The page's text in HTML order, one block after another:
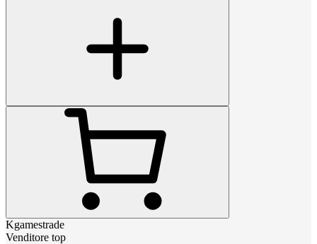
Kgamestrade
Venditore top